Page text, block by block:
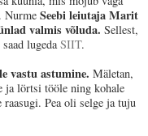
Nurme Seebi leiutaja Marit
valmis võluda. Sellest,
lugedaSIIT.
vastu astumine. Mäletan,
ja lörtsi tööle ning kohale
Pea oli selge ja tuju